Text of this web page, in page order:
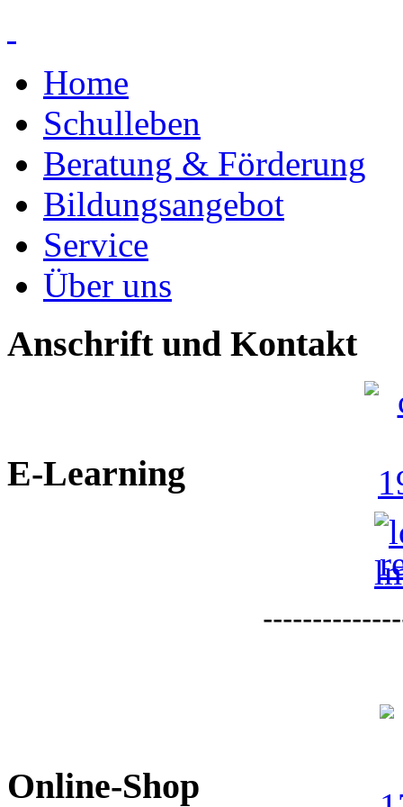
Home
Schulleben
Beratung & Förderung
Bildungsangebot
Service
Über uns
Anschrift und Kontakt
E-Learning
Online-Shop